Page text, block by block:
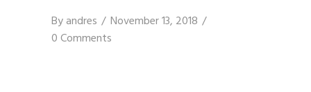
Byandres
November 13, 2018
0 Comments